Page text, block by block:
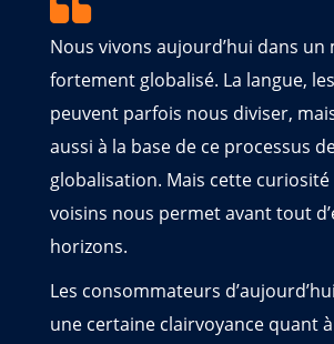
Nous vivons aujourd’hui dans un
fortement globalisé. La langue,
peuvent parfois nous diviser,
aussi à la base de ce processus
globalisation. Mais cette curiosité
voisins nous permet avant tout
horizons.
Les consommateurs
une certaine clairvoyance quant